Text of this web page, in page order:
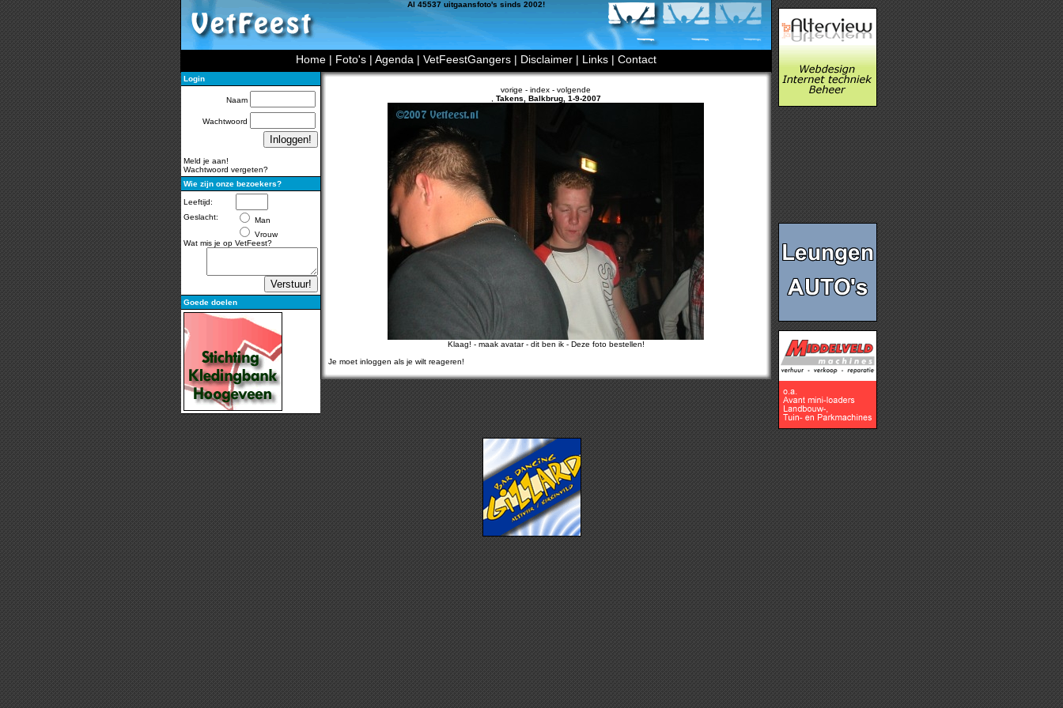
Al 45537 uitgaansfoto's sinds 2002!
Home | Foto's | Agenda | VetFeestGangers | Disclaimer | Links | Contact
Login
Naam
Wachtwoord
Meld je aan!
Wachtwoord vergeten?
Wie zijn onze bezoekers?
Leeftijd:
Geslacht:
Man
Vrouw
Wat mis je op VetFeest?
Goede doelen
vorige - index - volgende
Takens Balkbrug, 1-9-2007
Klaag! - maak avatar- dit ben ik- Deze foto bestellen!
Je moet inloggen als je wilt reageren!